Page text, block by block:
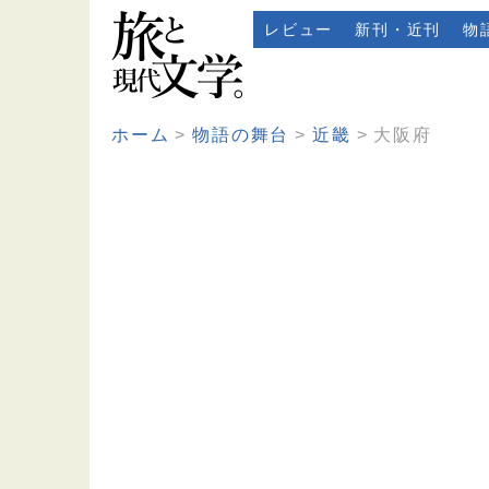
レビュー 新刊・近刊 物
ホーム 物語の舞台 近畿 大阪府